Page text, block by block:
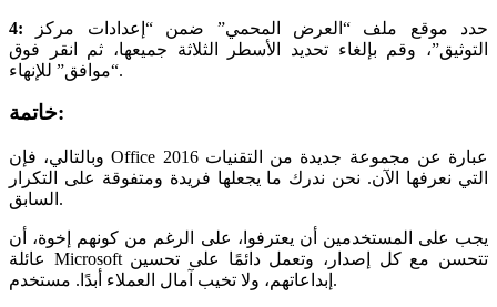
4:
التوثيق”، وقم بإلغاء تحديد الأسطر الثلاثة جميعها، ثم انقر فوق
“موافق” للإنهاء.
خاتمة:
وبالتالي، فإن Office 2016 عبارة عن مجموعة جديدة من التقنيات
التي نعرفها الآن. نحن ندرك ما يجعلها فريدة ومتفوقة على التكرار
السابق.
يجب على المستخدمين أن يعترفوا، على الرغم من كونهم إخوة، أن
عائلة Microsoft تتحسن مع كل إصدار، وتعمل دائمًا على تحسين
إبداعاتهم، ولا تخيب آمال العملاء أبدًا. مستخدم.